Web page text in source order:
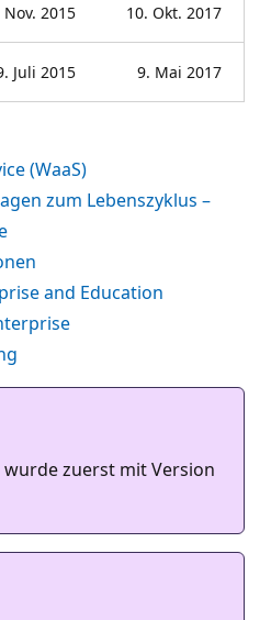
Nov. 2015 10. Okt. 2017
Juli 2015 9. Mai 2017
(WaaS)
zum Lebenszyklus –
and Education
zuerst mit Version